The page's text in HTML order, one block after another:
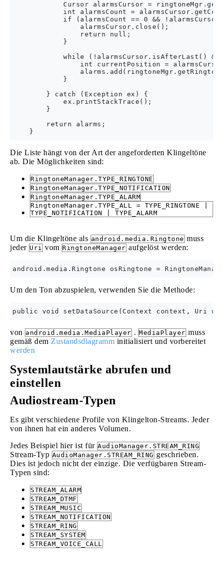
Cursor alarmsCursor =
int alarmsCount =
if (alarmsCount == 0 &&
                alarmsCursor.close();
                return null;
            }
while (!alarmsCursor.isAfterLast()
int currentPosition =
            }
        } catch (Exception ex) {
            ex.printStackTrace();
        }
        return alarms;
Die Liste hängt von der Art der angeforderten Klingeltöne
ab. Die Möglichkeiten sind:
RingtoneManager.TYPE_RINGTONE
RingtoneManager.TYPE_NOTIFICATION
RingtoneManager.TYPE_ALARM
RingtoneManager.TYPE_ALL = TYPE_RINGTONE |
TYPE_NOTIFICATION | TYPE_ALARM
Um die Klingeltöne als android.media.Ringtone muss
jeder Uri vom RingtoneManager aufgelöst werden:
Um den Ton abzuspielen, verwenden Sie die Methode:
von android.media.MediaPlayer . MediaPlayer muss
gemäß dem Zustandsdiagramm initialisiert und vorbereitet
werden
Systemlautstärke abrufen und
einstellen
Audiostream-Typen
Es gibt verschiedene Profile von Klingelton-Streams. Jeder
von ihnen hat ein anderes Volumen.
Jedes Beispiel hier ist für AudioManager.STREAM_RING
Stream-Typ AudioManager.STREAM_RING geschrieben.
Dies ist jedoch nicht der einzige. Die verfügbaren Stream-
Typen sind:
STREAM_ALARM
STREAM_DTMF
STREAM_MUSIC
STREAM_NOTIFICATION
STREAM_RING
STREAM_SYSTEM
STREAM_VOICE_CALL